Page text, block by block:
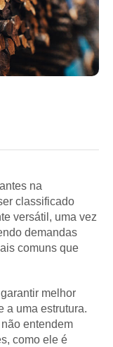
na
classificado
versátil, uma vez
demandas
comuns que
melhor
a uma estrutura.
entendem
como ele é